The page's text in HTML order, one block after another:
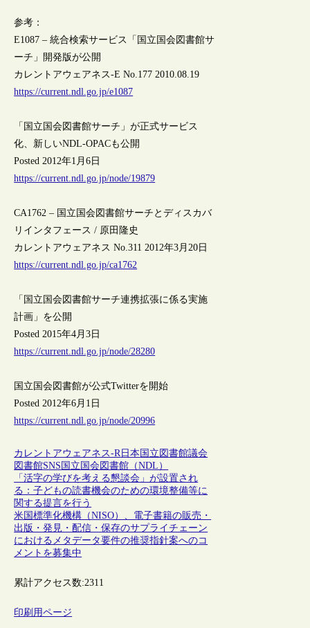
参考：
E1087 – 統合検索サービス「国立国会図書館サ
ーチ」開発版が公開
カレントアウェアネス-E No.177 2010.08.19
https://current.ndl.go.jp/e1087
「国立国会図書館サーチ」が正式サービス
化、新しいNDL-OPACも公開
Posted 2012年1月6日
https://current.ndl.go.jp/node/19879
CA1762 – 国立国会図書館サーチとディスカバ
リインタフェース / 原田隆史
カレントアウェアネス No.311 2012年3月20日
https://current.ndl.go.jp/ca1762
「国立国会図書館サーチ連携拡張に係る実施
計画」を公開
Posted 2015年4月3日
https://current.ndl.go.jp/node/28280
国立国会図書館が公式Twitterを開始
Posted 2012年6月1日
https://current.ndl.go.jp/node/20996
カレントアウェアネス-R 日本 国立図書館議会
図書館SNS 国立国会図書館（NDL）
「活字の学びを考える懇談会」が設置され
る：子どもの読書機会のための環境整備等に
関する提言を行う
米国標準化機構（NISO）、電子書籍の販売・
出版・発見・配信・保存のサプライチェーン
におけるメタデータ要件の推奨指針案へのコ
メントを募集中
累計アクセス数:2311
印刷用ページ